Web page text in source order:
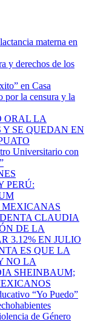
materna en
y derechos de los
en Casa
por la censura y la
ORAL LA
SE QUEDAN EN
Universitario con
PERÚ:
CLAUDIA
DE LA
3.12% EN JULIO
ES QUE LA
NO LA
SHEINBAUM;
“Yo Puedo”
de Género